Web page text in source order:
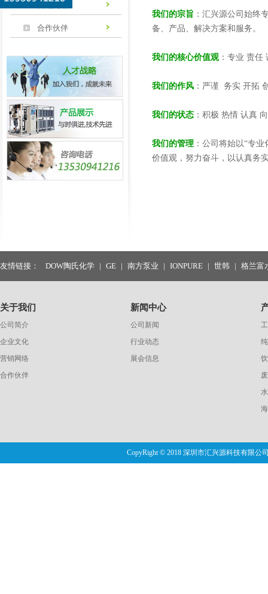
营销网络
合作伙伴
我们的宗旨 ：汇兴源公司始终
备、产品、解决方案和服务。
我们的核心价值观：专业 责任
我们的作风 ：严谨 务实 开拓
我们的状态 ：积极 热情 认真
我们的管理 ：公司将始以“专
价值观，努力奋斗，以认真务
友情链接： DOW陶氏化学 | GE | 南方泵业 | IONPURE | 世韩 | 格兰富
关于我们
公司简介
企业文化
营销网络
合作伙伴
新闻中心
公司新闻
行业动态
展会信息
CopyRight © 2018 深圳市汇兴源科技有限公